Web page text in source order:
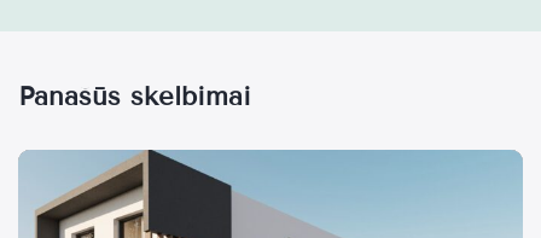
Panašūs skelbimai